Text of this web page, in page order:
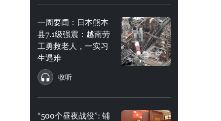
一周要闻：日本熊本
县7.1级强震：越南劳
工勇救老人，一实习
生遇难
收听
“500个昼夜战役”: 铺